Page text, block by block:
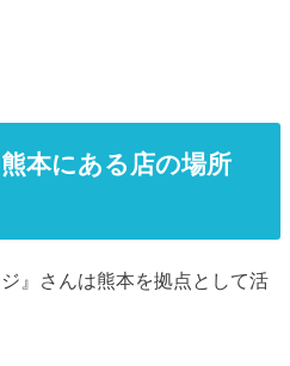
本にある店の場所
』さんは熊本を拠点として活